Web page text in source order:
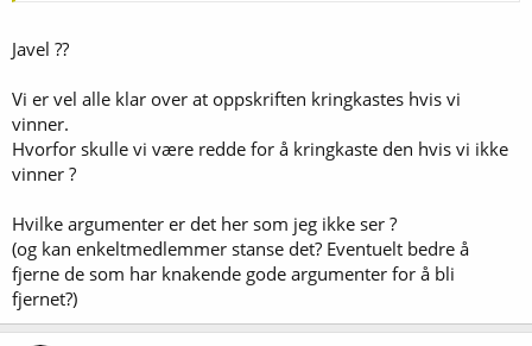
Javel ??
Vi er vel alle klar over at oppskriften kringkastes hvis vi
vinner.
Hvorfor skulle vi være redde for å kringkaste den hvis vi ikke
vinner ?
Hvilke argumenter er det her som jeg ikke ser ?
(og kan enkeltmedlemmer stanse det? Eventuelt bedre å
fjerne de som har knakende gode argumenter for å bli
fjernet?)